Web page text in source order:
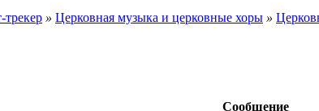
» Церковная музыка и церковные хоры »
Сообщение